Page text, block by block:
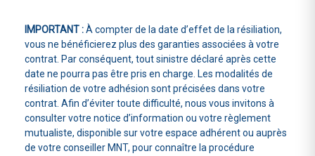
IMPORTANT :À compter de la date d’effet de la résiliation,
vous ne bénéficierez plus des garanties associées à votre
contrat. Par conséquent, tout sinistre déclaré après cette
date ne pourra pas être pris en charge. Les modalités de
résiliation de votre adhésion sont précisées dans votre
contrat. Afin d’éviter toute difficulté, nous vous invitons à
consulter votre notice d’information ou votre règlement
mutualiste, disponible sur votre espace adhérent ou auprès
de votre conseiller MNT, pour connaître la procédure